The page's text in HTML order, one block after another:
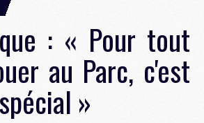
: « Pour tout
au Parc, c'est
»